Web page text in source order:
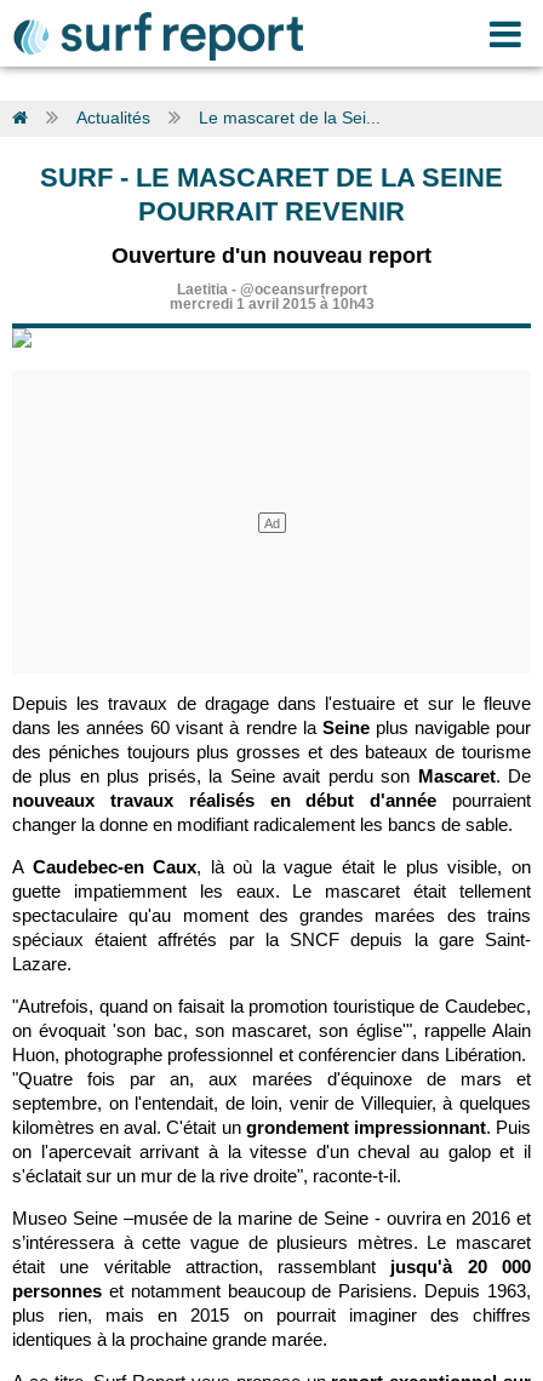
Actualités Le mascaret de la Sei...
SURF - LE MASCARET DE LA SEINE
POURRAIT REVENIR
Ouverture d'un nouveau report
Laetitia- @oceansurfreport
mercredi 1 avril 2015 à 10h43
Depuis les travaux de dragage dans l'estuaire et sur le fleuve
dans les années 60 visant à rendre la Seineplus navigable pour
des péniches toujours plus grosses et des bateaux de tourisme
de plus en plus prisés, la Seine avait perdu son Mascaret. De
nouveaux travaux réalisés en début d'année pourraient
changer la donne en modifiant radicalement les bancs de sable.
A Caudebec-en Caux, là où la vague était le plus visible, on
guette impatiemment les eaux. Le mascaret était tellement
spectaculaire qu'au moment des grandes marées des trains
spéciaux étaient affrétés par la SNCF depuis la gare Saint-
Lazare.
"Autrefois, quand on faisait la promotion touristique de Caudebec,
on évoquait 'son bac, son mascaret, son église'", rappelle Alain
Huon, photographe professionnel et conférencier dans Libération.
"Quatre fois par an, aux marées d'équinoxe de mars et
septembre, on l'entendait, de loin, venir de Villequier, à quelques
kilomètres en aval. C'était un grondement impressionnant. Puis
on l'apercevait arrivant à la vitesse d'un cheval au galop et il
s'éclatait sur un mur de la rive droite", raconte-t-il.
Museo Seine –musée de la marine de Seine - ouvrira en 2016 et
s’intéressera à cette vague de plusieurs mètres. Le mascaret
était une véritable attraction, rassemblant jusqu'à 20 000
personnes et notamment beaucoup de Parisiens. Depuis 1963,
plus rien, mais en 2015 on pourrait imaginer des chiffres
identiques à la prochaine grande marée.